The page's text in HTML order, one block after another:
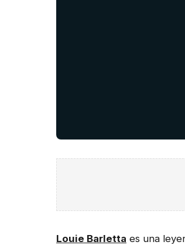
Louie Barletta es una